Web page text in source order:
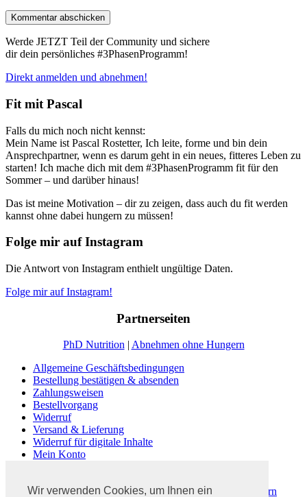
Wir verwenden Cookies, um Ihnen ein
Werde JETZT Teil der Community und sichere
dir dein persönliches #3PhasenProgramm!
Direkt anmelden und abnehmen!
Fit mit Pascal
Falls du mich noch nicht kennst:
Mein Name ist Pascal Rostetter, Ich leite, forme und bin dein
Ansprechpartner, wenn es darum geht in ein neues, fitteres Leben zu
starten! Ich mache dich mit dem #3PhasenProgramm fit für den
Sommer – und darüber hinaus!
Das ist meine Motivation – dir zu zeigen, dass auch du fit werden
kannst ohne dabei hungern zu müssen!
Folge mir auf Instagram
Die Antwort von Instagram enthielt ungültige Daten.
Folge mir auf Instagram!
Partnerseiten
PhD Nutrition| Abnehmen ohne Hungern
Allgemeine Geschäftsbedingungen
Bestellung bestätigen & absenden
Zahlungsweisen
Bestellvorgang
Widerruf
Versand & Lieferung
Widerruf für digitale Inhalte
Mein Konto
Dein #3PhasenProgramm | Abnehmen ohne zu Hungern